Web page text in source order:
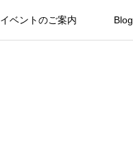
イベントのご案内 Blog